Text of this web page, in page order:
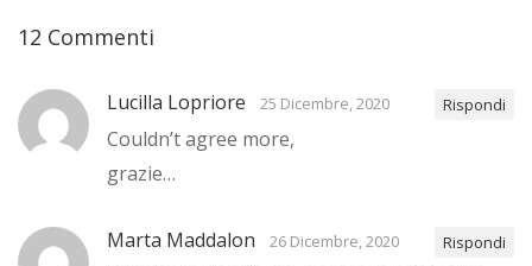
12 Commenti
Lucilla Lopriore 25 Dicembre, 2020 Rispondi
Couldn’t agree more,
grazie…
Marta Maddalon 26 Dicembre, 2020 Rispondi